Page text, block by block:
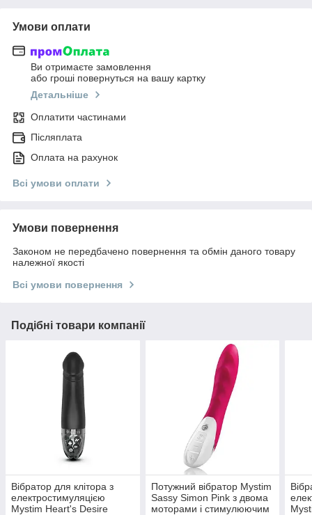
Умови оплати
Ви отримаєте замовлення
або гроші повернуться на вашу картку
Детальніше
Оплатити частинами
Післяплата
Оплата на рахунок
Всі умови оплати
Умови повернення
Законом не передбачено повернення та обмін даного товару
належної якості
Всі умови повернення
Подібні товари компанії
Вібратор для клітора з
електростимуляцією
Mystim Heart's Desire
Потужний вібратор Mystim
Sassy Simon Pink з двома
моторами і стимулюючим